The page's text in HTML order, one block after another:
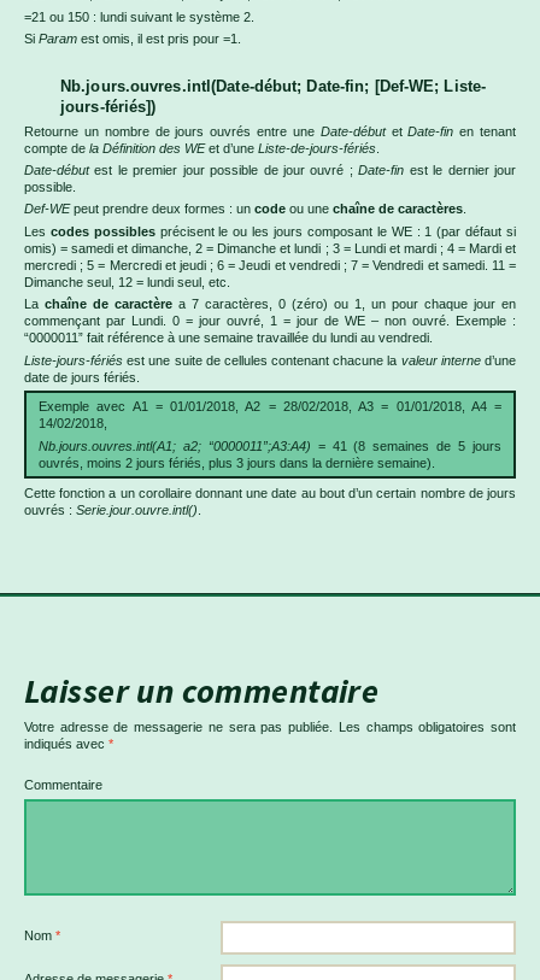
=21 ou 150 : lundi suivant le système 2.
Si Param est omis, il est pris pour =1.
Nb.jours.ouvres.intl(Date-début; Date-fin; [Def-WE; Liste-
jours-fériés])
Retourne un nombre de jours ouvrés entre une Date-débutetDate-fin en tenant
compte de la Définition des WEet d’une Liste-de-jours-fériés
Date-débutest le premier jour possible de jour ouvré ;Date-fin est le dernier jour
possible.
Def-WEpeut prendre deux formes : un code ou une chaîne de caractères
Les codes possiblesprécisent le ou les jours composant le WE : 1 (par défaut si
omis) = samedi et dimanche, 2 = Dimanche et lundi ; 3 = Lundi et mardi ; 4 = Mardi et
mercredi ; 5 = Mercredi et jeudi ; 6 = Jeudi et vendredi ; 7 = Vendredi et samedi. 11 =
Dimanche seul, 12 = lundi seul, etc.
La chaîne de caractère a 7 caractères, 0 (zéro) ou 1, un pour chaque jour en
commençant par Lundi. 0 = jour ouvré, 1 = jour de WE – non ouvré. Exemple :
“0000011” fait référence à une semaine travaillée du lundi au vendredi.
Liste-jours-fériés est une suite de cellules contenant chacune la valeur interned’une
date de jours fériés.
Exemple avec A1 = 01/01/2018, A2 = 28/02/2018, A3 = 01/01/2018, A4 =
14/02/2018,
Nb.jours.ouvres.intl(A1; a2; “0000011”;A3:A4) = 41 (8 semaines de 5 jours
ouvrés, moins 2 jours fériés, plus 3 jours dans la dernière semaine).
Cette fonction a un corollaire donnant une date au bout d’un certain nombre de jours
ouvrés : Serie.jour.ouvre.intl()
Laisser un commentaire
Votre adresse de messagerie ne sera pas publiée.
Les champs obligatoires sont
indiqués avec *
Commentaire
Nom *